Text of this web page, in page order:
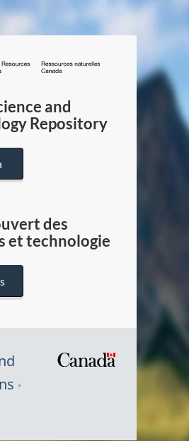
/
Canada
and
Repository
des
et technologie